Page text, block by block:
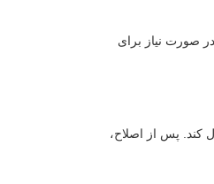
صورت نیاز برای
کند. پس از اصلاح،